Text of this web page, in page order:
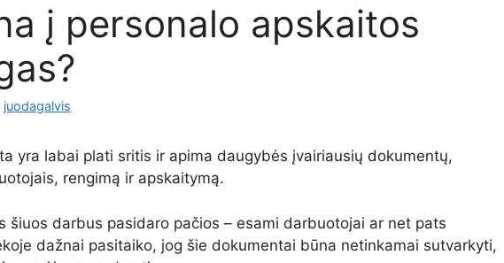
į personalo apskaitos
juodagalvis
yra labai plati sritis ir apima daugybės įvairiausių dokumentų,
rengimą ir apskaitymą.
šiuos darbus pasidaro pačios – esami darbuotojai ar net pats
dažnai pasitaiko, jog šie dokumentai būna netinkamai sutvarkyti,